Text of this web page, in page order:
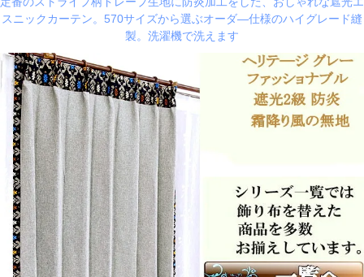
スニックカーテン。570サイズから選ぶオーダ―仕様のハイグレード縫
製。洗濯機で洗えます